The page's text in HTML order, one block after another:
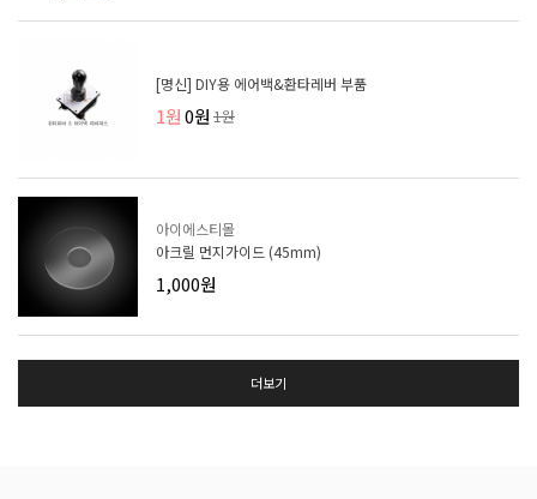
[명신] DIY용 에어백&환타레버 부품
1원0원 1원
아이에스티몰
아크릴 먼지가이드 (45mm)
1,000원
더보기